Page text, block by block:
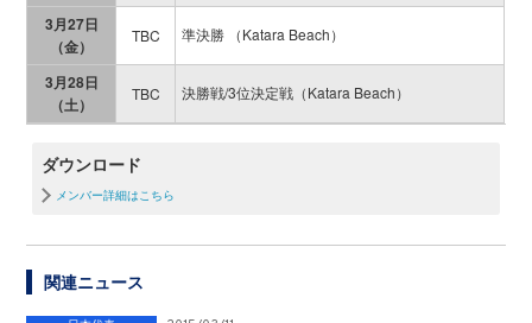
3月27日
（金）
TBC 準決勝 （Katara Beach）
3月28日
（土）
TBC 決勝戦/3位決定戦（Katara Beach）
ダウンロード
メンバー詳細はこちら
関連ニュース